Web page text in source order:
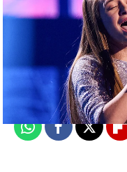
Azahar
Publicado: 20
WhatsappFacebook
X